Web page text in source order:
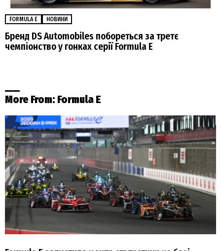
FORMULA E НОВИНИ
Бренд DS Automobiles побореться за третє
чемпіонство у гонках серії Formula E
More From: Formula E